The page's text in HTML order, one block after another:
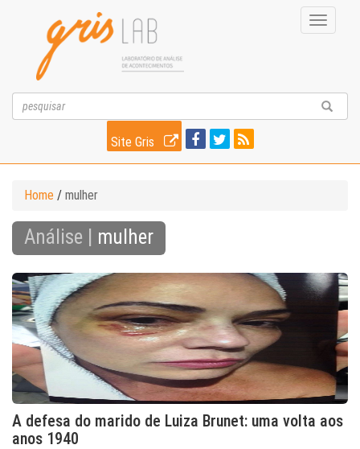
Toggle
Site Gris
Home / mulher
Análise | mulher
A defesa do marido de Luiza Brunet: uma volta aos
anos 1940